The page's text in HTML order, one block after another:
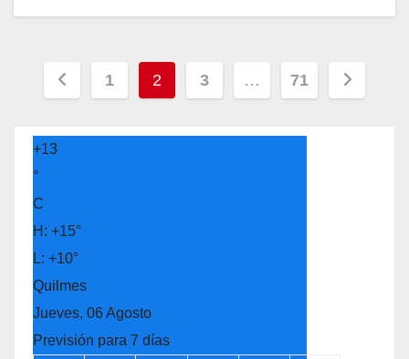
Navegación
entradas
1 2 3 … 71
+13
°
C
H: +15°
L: +10°
Quilmes
Jueves, 06 Agosto
Previsión para 7 días